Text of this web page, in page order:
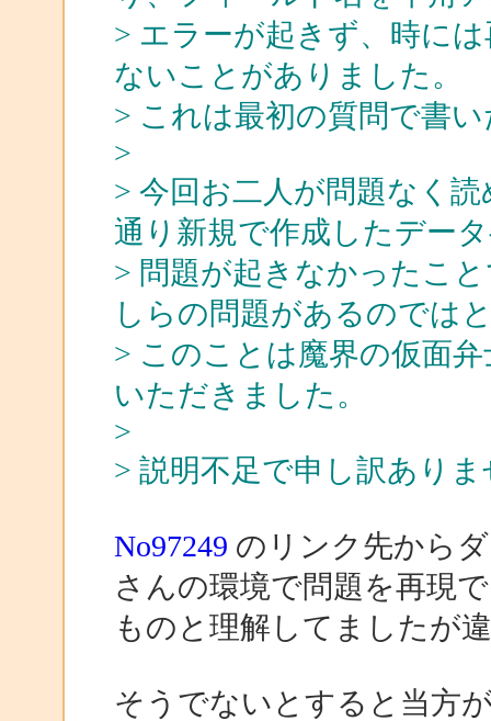
> エラーが起きず、時に
ないことがありました。
> これは最初の質問で書
>
> 今回お二人が問題なく
通り新規で作成したデー
> 問題が起きなかったこ
しらの問題があるのでは
> このことは魔界の仮面
いただきました。
>
> 説明不足で申し訳あり
No97249 のリンク先から
さんの環境で問題を再現
ものと理解してましたが
そうでないとすると当方